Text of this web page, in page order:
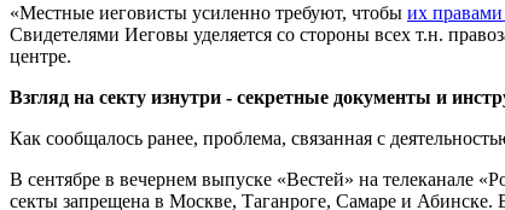
«Местные иеговисты усиленно требуют, чтобы их
Свидетелями Иеговы уделяется со стороны всех т.н.
центре.
Взгляд на секту изнутри - секретные документы и
Как сообщалось ранее, проблема, связанная с
В сентябре в вечернем выпуске «Вестей» на телеканале
секты запрещена в Москве, Таганроге, Самаре и